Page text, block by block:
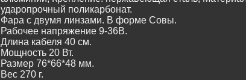
ударопрочный поликарбонат.
Фара с двумя линзами. В форме Совы.
Рабочее напряжение 9-36В.
Длина кабеля 40 см.
Мощность 20 Вт.
Размер 76*66*48 мм.
Вес 270 г.